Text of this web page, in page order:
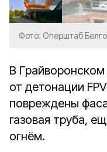
Фото: Оперштаб
В Грайворонском
от детонации
повреждены
газовая труба,
огнём.